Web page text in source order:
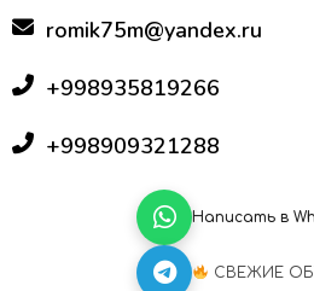
romik75m@yandex.ru
+998935819266
+998909321288
Написать в
СВЕЖИЕ